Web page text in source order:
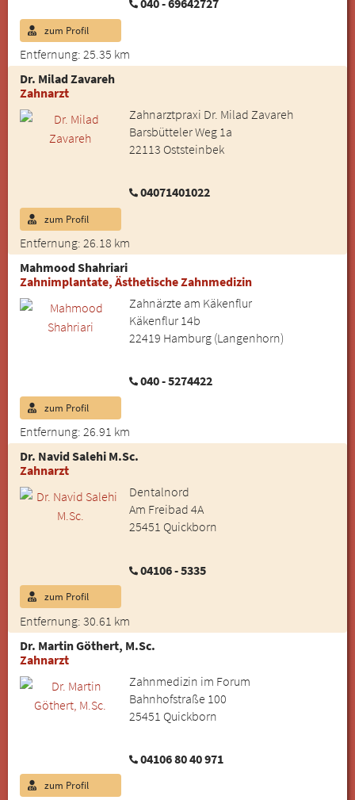
040 - 69642727
Entfernung: 25.35 km
zum Profil
Dr. Milad Zavareh
Zahnarzt
Zahnarztpraxi Dr. Milad Zavareh
Barsbütteler Weg 1a
22113 Oststeinbek
04071401022
Entfernung: 26.18 km
zum Profil
Mahmood Shahriari
Zahnimplantate, Ästhetische Zahnmedizin
Zahnärzte am Käkenflur
Käkenflur 14b
22419 Hamburg (Langenhorn)
040 - 5274422
Entfernung: 26.91 km
zum Profil
Dr. Navid Salehi M.Sc.
Zahnarzt
Dentalnord
Am Freibad 4A
25451 Quickborn
04106 - 5335
Entfernung: 30.61 km
zum Profil
Dr. Martin Göthert, M.Sc.
Zahnarzt
Zahnmedizin im Forum
Bahnhofstraße 100
25451 Quickborn
04106 80 40 971
zum Profil